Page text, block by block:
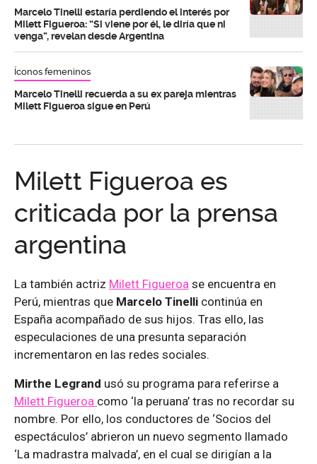
Marcelo Tinelli estaría perdiendo el interés por
Milett Figueroa: “Si viene por él, le diría que ni
venga”, revelan desde Argentina
Íconos femeninos
Marcelo Tinelli recuerda a su ex pareja mientras
Milett Figueroa sigue en Perú
Milett Figueroa es
criticada por la prensa
argentina
La también actriz Milett Figueroa se encuentra en
Perú, mientras que Marcelo Tinelli continúa en
España acompañado de sus hijos. Tras ello, las
especulaciones de una presunta separación
incrementaron en las redes sociales.
Mirthe Legrand usó su programa para referirse a
Milett Figueroa como ‘la peruana’ tras no recordar su
nombre. Por ello, los conductores de ‘Socios del
espectáculos’ abrieron un nuevo segmento llamado
‘La madrastra malvada’, en el cual se dirigían a la